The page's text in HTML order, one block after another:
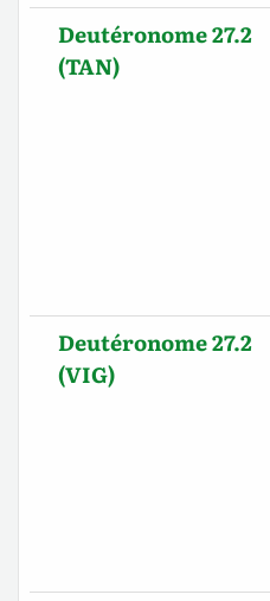
Deutéronome 27.2
(TAN)
Deutéronome 27.2
(VIG)